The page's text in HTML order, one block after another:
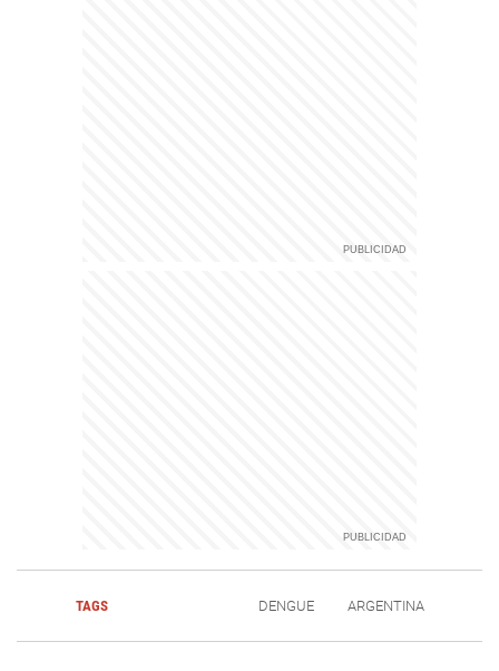
TAGS DENGUE ARGENTINA